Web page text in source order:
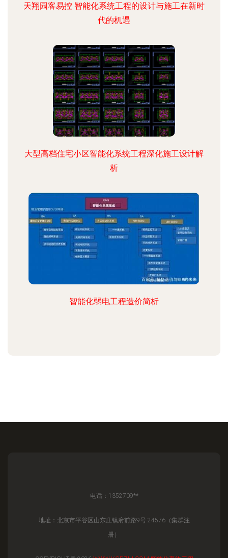
天翔园客易控 智能化系统工程的设计与施工在新时
代的机遇
大型高档住宅小区智能化系统工程深化施工设计解
析
智能化弱电工程造价简析
电话：1352709**
地址：北京市平谷区山东庄镇府前路9号-24576（集群注
册）